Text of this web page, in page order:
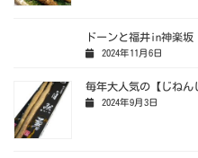
ドーンと福井in神楽坂
2024年11月6日
毎年大人気の【じねん
2024年9月3日